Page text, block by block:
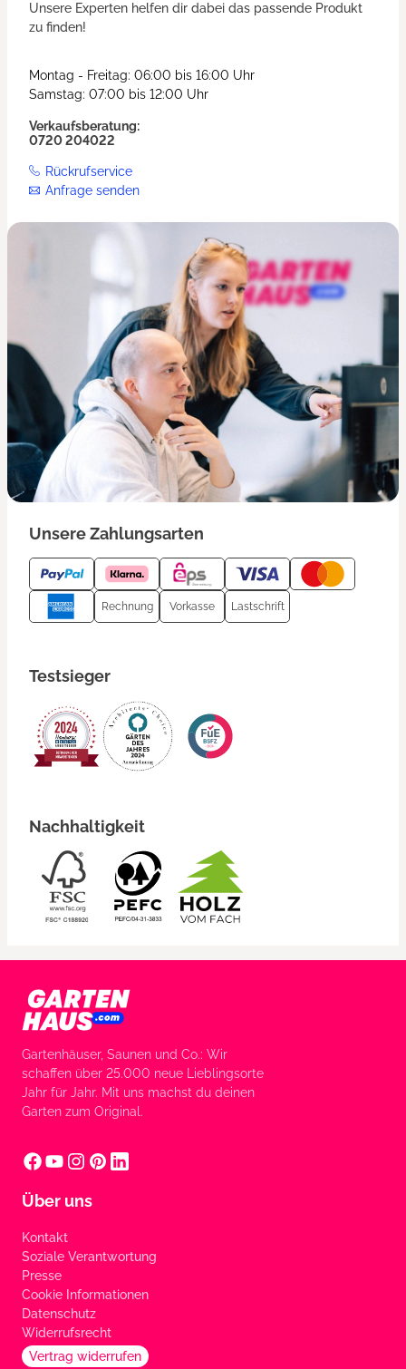
Unsere Experten helfen dir dabei das passende Produkt
zu finden!
Montag - Freitag: 06:00 bis 16:00 Uhr
Samstag: 07:00 bis 12:00 Uhr
Verkaufsberatung:
0720 204022
Rückrufservice
Anfrage senden
Unsere Zahlungsarten
Rechnung Vorkasse Lastschrift
Testsieger
Nachhaltigkeit
Gartenhäuser, Saunen und Co.: Wir
schaffen über 25.000 neue Lieblingsorte
Jahr für Jahr. Mit uns machst du deinen
Garten zum Original.
Über uns
Kontakt
Soziale Verantwortung
Presse
Cookie Informationen
Datenschutz
Widerrufsrecht
Vertrag widerrufen